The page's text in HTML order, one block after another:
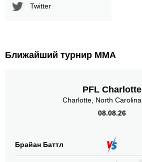
Twitter
Ближайший турнир ММА
PFL Charlotte
Charlotte, North
08.08.26
Брайан Баттл